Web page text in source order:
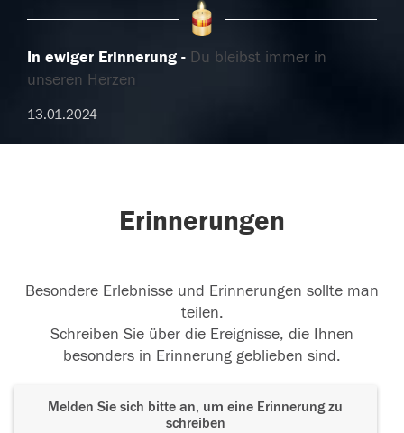
In ewiger Erinnerung
Du bleibst immer in
unseren Herzen
13.01.2024
Erinnerungen
Besondere Erlebnisse und Erinnerungen sollte man
teilen.
Schreiben Sie über die Ereignisse, die Ihnen
besonders in Erinnerung geblieben sind.
Melden Sie sich bitte an, um eine Erinnerung zu
schreiben